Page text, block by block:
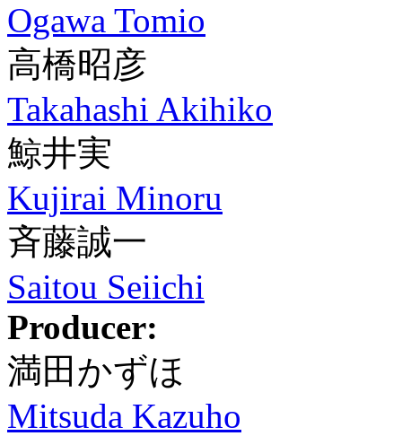
Ogawa Tomio
高橋昭彦
Takahashi Akihiko
鯨井実
Kujirai Minoru
斉藤誠一
Saitou Seiichi
Producer:
満田かずほ
Mitsuda Kazuho